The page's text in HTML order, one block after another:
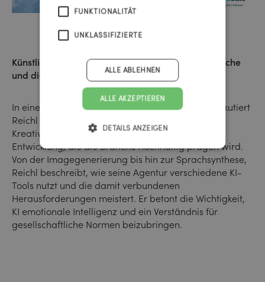
Künstliche Intelligenz: die Zukunft der Kreativbranche
und die Anwendung in der Praxis
In einer Welt, die sich schnell weiterentwickelt, diskutiert
Reichl die Rolle der künstlichen Intelligenz in der
Kreativbranche. Er sieht KI als eine langfristige
Entwicklung, die die Branche nachhaltig prägen wird.
Von der Imagegenerierung bis hin zur Sprachsynthese,
Reichl beschreibt, wie seine Agentur verschiedene KI-
Tools nutzt und die damit verbundenen
Herausforderungen meistert. Er betont die Wichtigkeit,
KI emotionale Intelligenz und ein Verständnis für
gesellschaftliche Normen beizubringen.
FUNKTIONALITÄT
UNKLASSIFIZIERTE
ALLE AKZEPTIEREN
ALLE ABLEHNEN
DETAILS ANZEIGEN